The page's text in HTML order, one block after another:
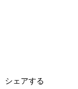
シェアする